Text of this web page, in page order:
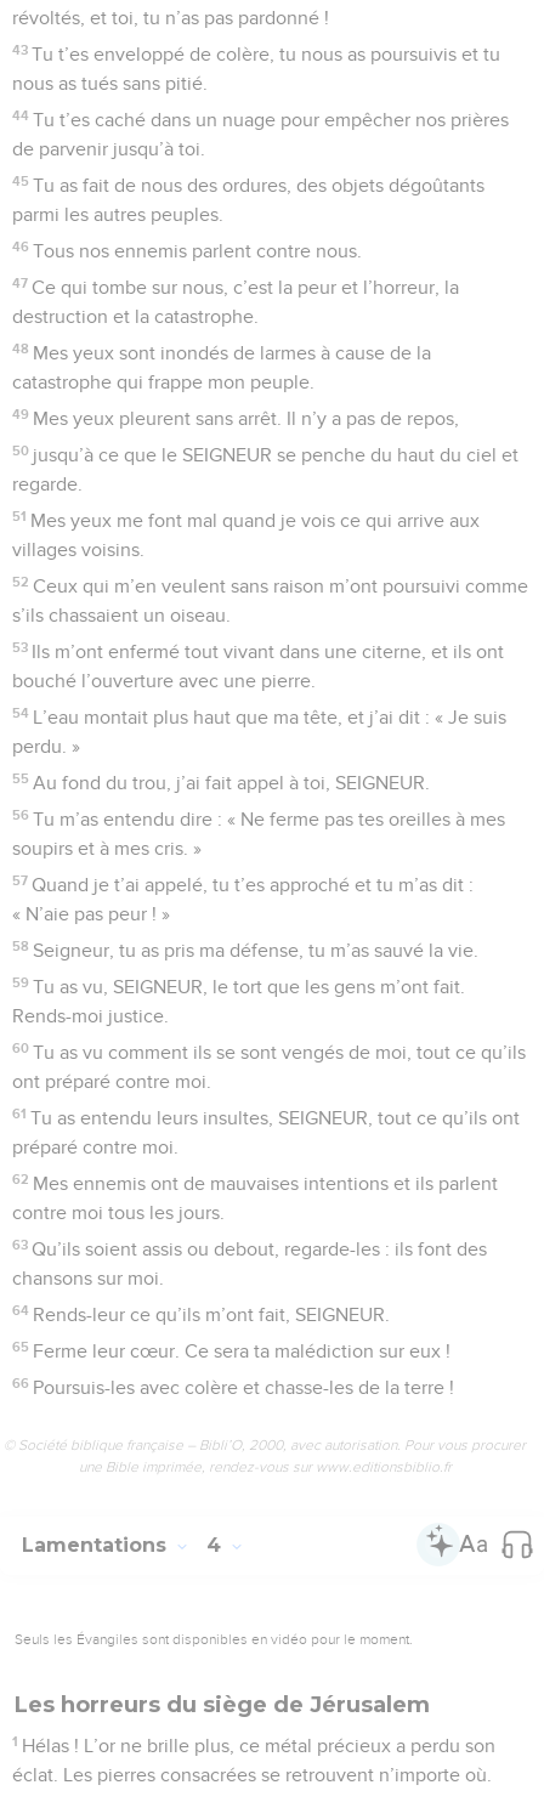
révoltés, et toi, tu n’as pas pardonné !
43 Tu t’es enveloppé de colère, tu nous as poursuivis et tu
nous as tués sans pitié.
44 Tu t’es caché dans un nuage pour empêcher nos prières
de parvenir jusqu’à toi.
45 Tu as fait de nous des ordures, des objets dégoûtants
parmi les autres peuples.
46 Tous nos ennemis parlent contre nous.
47 Ce qui tombe sur nous, c’est la peur et l’horreur, la
destruction et la catastrophe.
48 Mes yeux sont inondés de larmes à cause de la
catastrophe qui frappe mon peuple.
49 Mes yeux pleurent sans arrêt. Il n’y a pas de repos,
50 jusqu’à ce que le SEIGNEUR se penche du haut du ciel et
regarde.
51 Mes yeux me font mal quand je vois ce qui arrive aux
villages voisins.
52 Ceux qui m’en veulent sans raison m’ont poursuivi comme
s’ils chassaient un oiseau.
53 Ils m’ont enfermé tout vivant dans une citerne, et ils ont
bouché l’ouverture avec une pierre.
54 L’eau montait plus haut que ma tête, et j’ai dit : « Je suis
perdu. »
55 Au fond du trou, j’ai fait appel à toi, SEIGNEUR.
56 Tu m’as entendu dire : « Ne ferme pas tes oreilles à mes
soupirs et à mes cris. »
57 Quand je t’ai appelé, tu t’es approché et tu m’as dit :
« N’aie pas peur ! »
58 Seigneur, tu as pris ma défense, tu m’as sauvé la vie.
59 Tu as vu, SEIGNEUR, le tort que les gens m’ont fait.
Rends-moi justice.
60 Tu as vu comment ils se sont vengés de moi, tout ce qu’ils
ont préparé contre moi.
61 Tu as entendu leurs insultes, SEIGNEUR, tout ce qu’ils ont
préparé contre moi.
62 Mes ennemis ont de mauvaises intentions et ils parlent
contre moi tous les jours.
63 Qu’ils soient assis ou debout, regarde-les : ils font des
chansons sur moi.
64 Rends-leur ce qu’ils m’ont fait, SEIGNEUR.
65 Ferme leur cœur. Ce sera ta malédiction sur eux !
66 Poursuis-les avec colère et chasse-les de la terre !
© Société biblique française – Bibli’O, 2000, avec autorisation. Pour vous procurer
une Bible imprimée, rendez-vous sur www.editionsbiblio.fr
Lamentations 4
Seuls les Évangiles sont disponibles en vidéo pour le moment.
Les horreurs du siège de Jérusalem
1 Hélas ! L’or ne brille plus, ce métal précieux a perdu son
éclat. Les pierres consacrées se retrouvent n’importe où.